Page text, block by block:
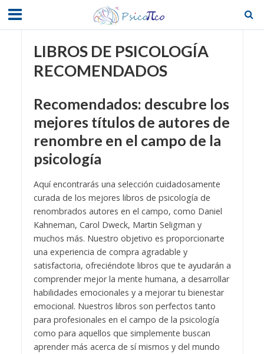
LIBROS DE PSICOLOGÍA
RECOMENDADOS
Recomendados: descubre los
mejores títulos de autores de
renombre en el campo de la
psicología
Aquí encontrarás una selección cuidadosamente
curada de los mejores libros de psicología de
renombrados autores en el campo, como Daniel
Kahneman, Carol Dweck, Martin Seligman y
muchos más. Nuestro objetivo es proporcionarte
una experiencia de compra agradable y
satisfactoria, ofreciéndote libros que te ayudarán a
comprender mejor la mente humana, a desarrollar
habilidades emocionales y a mejorar tu bienestar
emocional. Nuestros libros son perfectos tanto
para profesionales en el campo de la psicología
como para aquellos que simplemente buscan
aprender más acerca de sí mismos y del mundo